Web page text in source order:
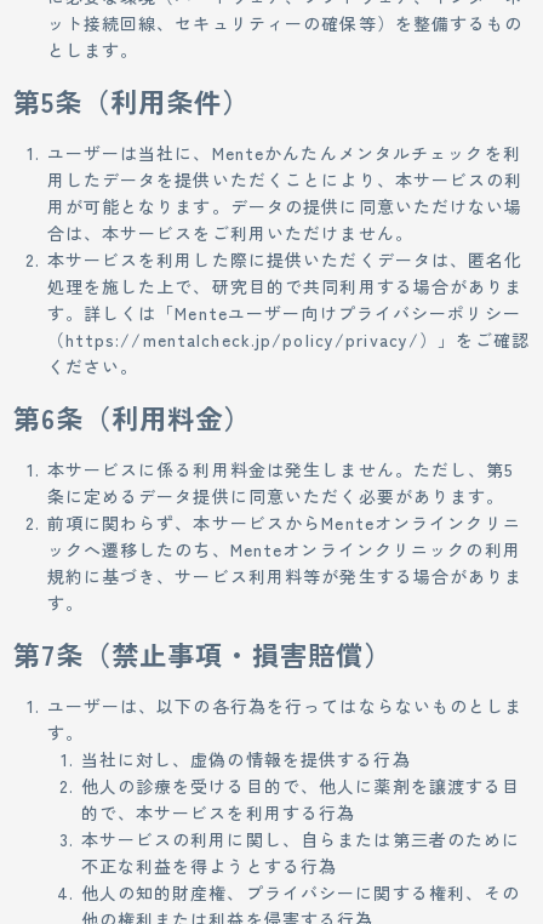
ット接続回線、セキュリティーの確保等）を整備するもの
とします。
第5条（利用条件）
ユーザーは当社に、Menteかんたんメンタルチェックを利
用したデータを提供いただくことにより、本サービスの利
用が可能となります。データの提供に同意いただけない場
合は、本サービスをご利用いただけません。
本サービスを利用した際に提供いただくデータは、匿名化
処理を施した上で、研究目的で共同利用する場合がありま
す。詳しくは「Menteユーザー向けプライバシーポリシー
（https://mentalcheck.jp/policy/privacy/）」をご確認
ください。
第6条（利用料金）
本サービスに係る利用料金は発生しません。ただし、第5
条に定めるデータ提供に同意いただく必要があります。
前項に関わらず、本サービスからMenteオンラインクリニ
ックへ遷移したのち、Menteオンラインクリニックの利用
規約に基づき、サービス利用料等が発生する場合がありま
す。
第7条（禁止事項・損害賠償）
ユーザーは、以下の各行為を行ってはならないものとしま
す。
当社に対し、虚偽の情報を提供する行為
他人の診療を受ける目的で、他人に薬剤を譲渡する目
的で、本サービスを利用する行為
本サービスの利用に関し、自らまたは第三者のために
不正な利益を得ようとする行為
他人の知的財産権、プライバシーに関する権利、その
他の権利または利益を侵害する行為